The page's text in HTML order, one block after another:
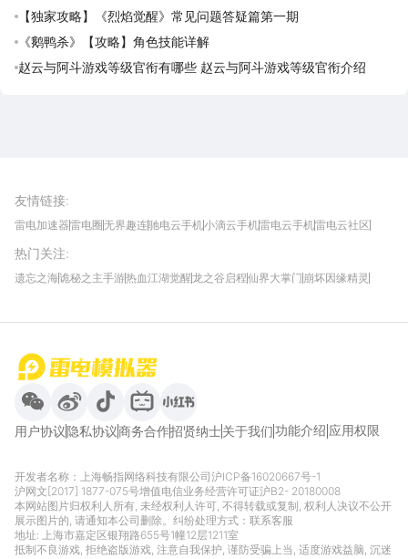
【独家攻略】《烈焰觉醒》常见问题答疑篇第一期
《鹅鸭杀》【攻略】角色技能详解
赵云与阿斗游戏等级官衔有哪些 赵云与阿斗游戏等级官衔介绍
友情链接:
雷电加速器雷电圈无界趣连驰电云手机小滴云手机雷电云手机雷电云社区
我爱vr网华军软件园
热门关注:
遗忘之海诡秘之主手游热血江湖觉醒龙之谷启程仙界大掌门 崩坏因缘精灵
用户协议隐私协议商务合作招贤纳士关于我们功能介绍 应用权限
开发者名称：上海畅指网络科技有限公司沪ICP备16020667号-1
沪网文[2017] 1877-075号增值电信业务经营许可证沪B2- 20180008
本网站图片归权利人所有, 未经权利人许可, 不得转载或复制, 权利人决议不公开
展示图片的, 请通知本公司删除。纠纷处理方式： 联系客服
地址: 上海市嘉定区银翔路655号1幢12层1211室
抵制不良游戏, 拒绝盗版游戏, 注意自我保护, 谨防受骗上当, 适度游戏益脑, 沉迷
首页
微信
微博 抖音 哔哩哔哩